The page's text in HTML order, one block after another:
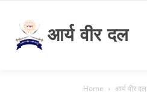
आर्य वीर दल
Home आर्य वीर दल